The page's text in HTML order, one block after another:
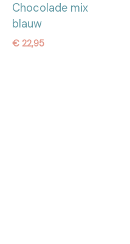
Chocolade mix
blauw
€22,95